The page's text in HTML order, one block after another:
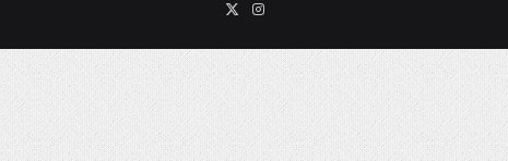
Instagram